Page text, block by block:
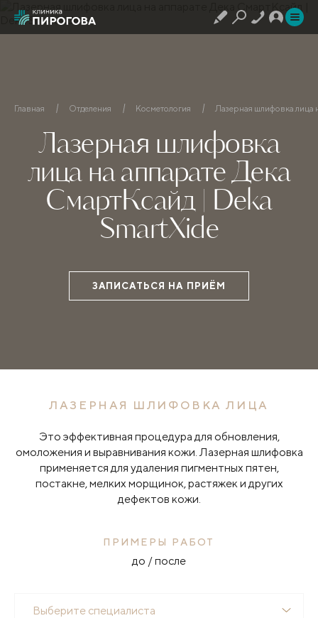
Главная Отделения Косметология Лазерная шлифовка лица
Лазерная шлифовка
лица на аппарате Дека
СмартКсайд | Deka
SmartXide
ЗАПИСАТЬСЯ НА ПРИЁМ
ЛАЗЕРНАЯ ШЛИФОВКА ЛИЦА
Это эффективная процедура для обновления,
омоложения и выравнивания кожи. Лазерная шлифовка
применяется для удаления пигментных пятен,
постакне, мелких морщинок, растяжек и других
дефектов кожи.
ПРИМЕРЫ РАБОТ
до / после
Выберите специалиста